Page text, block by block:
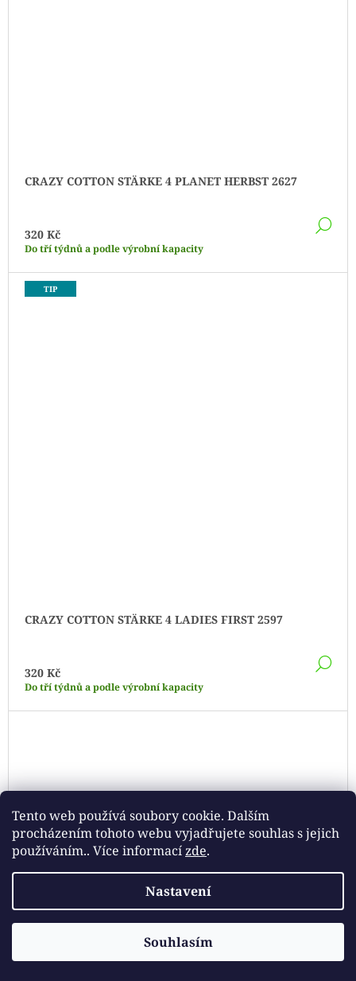
Tento web používá soubory cookie. Dalším
procházením tohoto webu vyjadřujete souhlas s jejich
používáním.. Více informacízde.
Nastavení
Souhlasím
CRAZY COTTON STÄRKE 4 PLANET HERBST 2627
320 Kč
Do tří týdnů a podle výrobní kapacity
TIP
CRAZY COTTON STÄRKE 4 LADIES FIRST 2597
320 Kč
Do tří týdnů a podle výrobní kapacity